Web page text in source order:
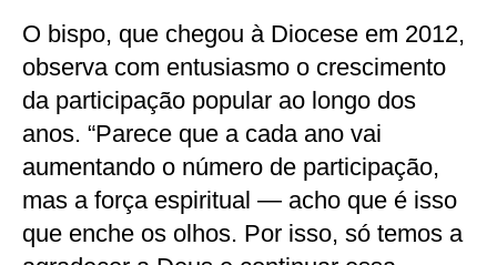
O bispo, que chegou à Diocese em 2012,
observa com entusiasmo o crescimento
da participação popular ao longo dos
anos. “Parece que a cada ano vai
aumentando o número de participação,
mas a força espiritual — acho que é isso
que enche os olhos. Por isso, só temos a